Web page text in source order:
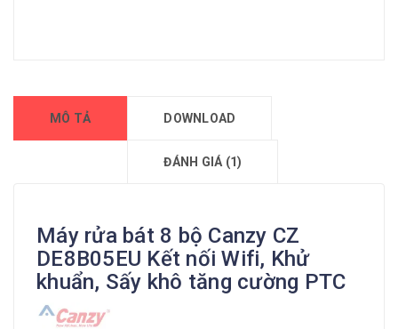
MÔ TẢ DOWNLOAD
ĐÁNH GIÁ (1)
Máy rửa bát 8 bộ Canzy CZ
DE8B05EU Kết nối Wifi, Khử
khuẩn, Sấy khô tăng cường PTC